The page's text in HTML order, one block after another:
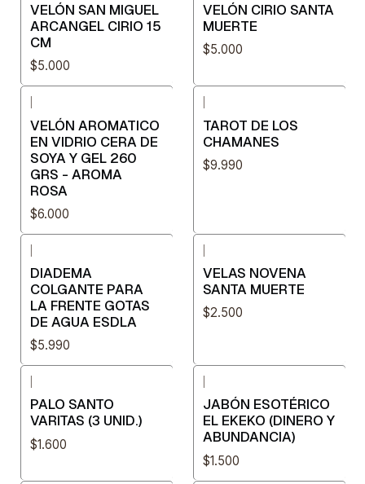
VELÓN SAN MIGUEL
ARCANGEL CIRIO 15
CM
$5.000
VELÓN CIRIO SANTA
MUERTE
$5.000
VELÓN AROMATICO
EN VIDRIO CERA DE
SOYA Y GEL 260
GRS - AROMA
ROSA
$6.000
TAROT DE LOS
CHAMANES
$9.990
DIADEMA
COLGANTE PARA
LA FRENTE GOTAS
DE AGUA ESDLA
$5.990
VELAS NOVENA
SANTA MUERTE
$2.500
PALO SANTO
VARITAS (3 UNID.)
$1.600
JABÓN ESOTÉRICO
EL EKEKO (DINERO Y
ABUNDANCIA)
$1.500